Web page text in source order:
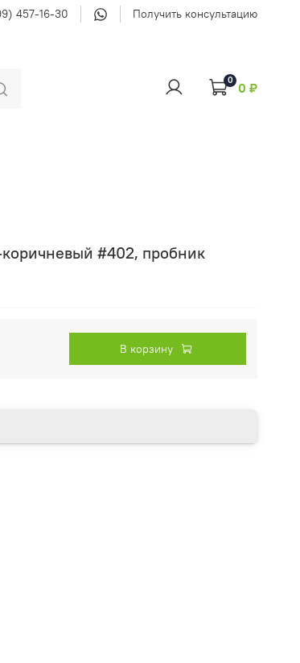
457-16-30 Получить консультацию
0 0 ₽
#402, пробник
В корзину